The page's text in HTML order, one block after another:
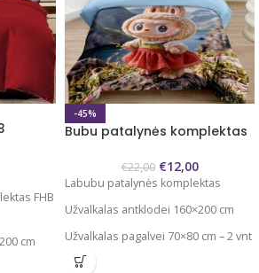
FHB
cm
– 2 vnt
-45%
Bubu patalynės komplektas
€22,00 €12,00
Labubu patalynės komplektas
Užvalkalas antklodei 160×200 cm
Užvalkalas pagalvei 70×80 cm – 2 vnt
Audinys 100 % mikropluoštas